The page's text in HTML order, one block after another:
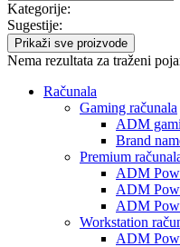
Kategorije:
Sugestije:
Prikaži sve proizvode
Nema rezultata za traženi
Računala
Gaming računala
ADM
Brand
Premium
ADM
ADM
ADM
Workstation
ADM